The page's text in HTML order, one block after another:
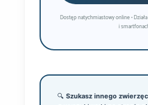
Dostęp natychmiastowy online •
i
🔍 Szukasz innego